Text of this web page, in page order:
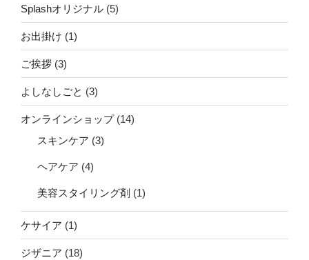
Splashオリジナル (5)
お出掛け (1)
ご挨拶 (3)
よしなしごと (3)
オンラインショップ(14)
スキンケア (3)
ヘアケア (4)
美容スタイリング剤 (1)
ケサイア (1)
ジザニア (18)